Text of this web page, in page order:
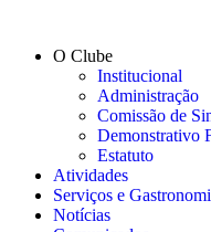
O Clube
Institucional
Administração
Comissão de
Demonstrativo
Estatuto
Atividades
Serviços e
Notícias